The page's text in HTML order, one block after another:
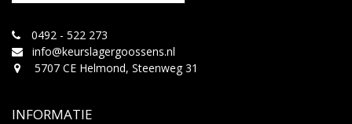
0492 - 522 273
info@keurslagergoossens.nl
5707 CE Helmond, Steenweg 31
INFORMATIE